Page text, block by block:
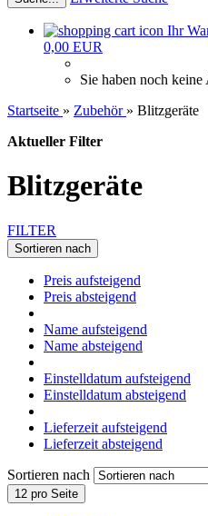
Ihr
0,00 EUR
Sie haben noch
Startseite » Zubehör » Blitzgeräte
Aktueller Filter
Blitzgeräte
FILTER
Sortieren nach
Preis aufsteigend
Preis absteigend
Name aufsteigend
Name absteigend
Einstelldatum aufsteigend
Einstelldatum absteigend
Lieferzeit aufsteigend
Lieferzeit absteigend
Sortieren nach
12 pro Seite